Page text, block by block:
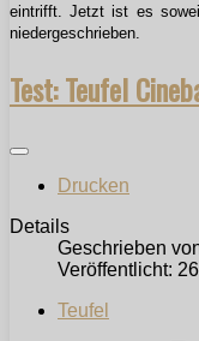
eintrifft. Jetzt ist es
niedergeschrieben.
Test: Teufel
Drucken
Details
Geschrieben
Veröffentlicht:
Teufel